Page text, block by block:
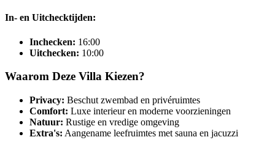
In- en Uitchecktijden:
Inchecken: 16:00
Uitchecken: 10:00
Waarom Deze Villa Kiezen?
Privacy: Beschut zwembad en privéruimtes
Comfort: Luxe interieur en moderne voorzieningen
Natuur: Rustige en vredige omgeving
Extra's: Aangename leefruimtes met sauna en jacuzzi